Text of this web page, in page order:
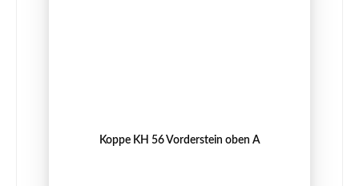
Koppe KH 56 Vorderstein oben A